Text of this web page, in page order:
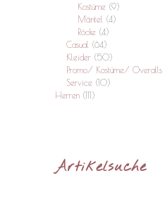
Kostüme (9)
Mäntel (4)
Röcke (4)
Casual (64)
Kleider (50)
Promo/ Kostüme/ Overalls
Service (10)
Herren (111)
Artikelsuche